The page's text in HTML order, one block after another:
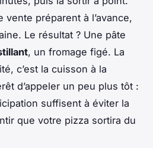
préparent à l’avance,
Le résultat ? Une pâte
, un fromage figé. La
c’est la cuisson à la
d’appeler un peu plus tôt :
suffisent à éviter la
que votre pizza sortira du